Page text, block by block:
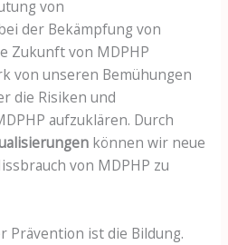
von
der Bekämpfung von
Zukunft von MDPHP
von unseren Bemühungen
die Risiken und
aufzuklären. Durch
können wir neue
von MDPHP zu
Prävention ist die Bildung.